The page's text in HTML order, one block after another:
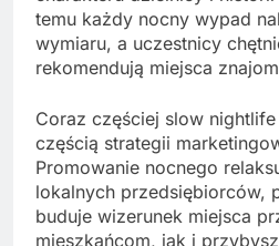
temu każdy nocny wypad
wymiaru, a uczestnicy
rekomendują miejsca
Coraz częściej slow
częścią strategii
Promowanie nocnego
lokalnych przedsiębiorców,
buduje wizerunek miejsca
mieszkańcom, jak i